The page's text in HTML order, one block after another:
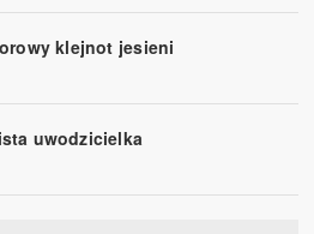
klejnot jesieni
uwodzicielka